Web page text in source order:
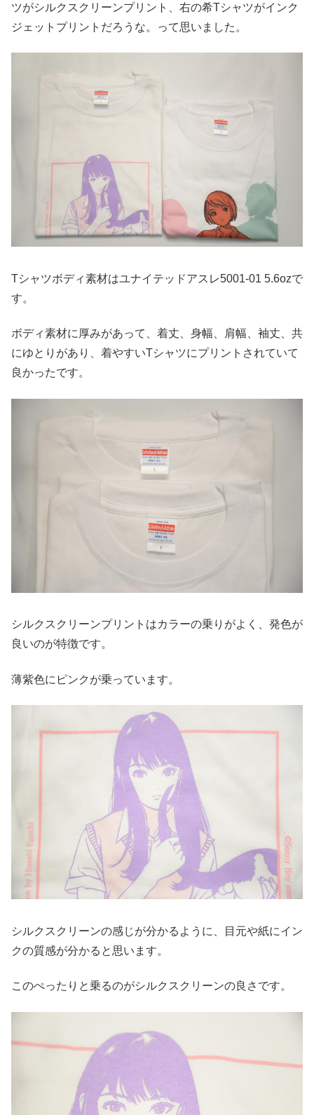
ツがシルクスクリーンプリント、右の希Tシャツがインク
ジェットプリントだろうな。って思いました。
Tシャツボディ素材はユナイテッドアスレ5001-01 5.6ozで
す。
ボディ素材に厚みがあって、着丈、身幅、肩幅、袖丈、共
にゆとりがあり、着やすいTシャツにプリントされていて
良かったです。
シルクスクリーンプリントはカラーの乗りがよく、発色が
良いのが特徴です。
薄紫色にピンクが乗っています。
シルクスクリーンの感じが分かるように、目元や紙にイン
クの質感が分かると思います。
このぺったりと乗るのがシルクスクリーンの良さです。